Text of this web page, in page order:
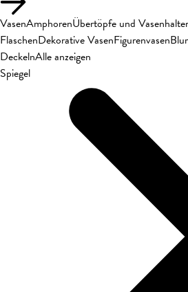
VasenAmphorenÜbertöpfe und Vasenhalter
FlaschenDekorative VasenFigurenvasen
DeckelnAlle anzeigen
Spiegel